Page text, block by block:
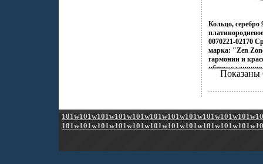
традиционному
Украшения Zen
избранных –
создавать свой
приобретая при
уверенность в
Кольцо, серебро
0070221-02170
марка: "Zen
гармонии и
ибшвжс слияние
сочетание
французских
рифов и
динамика моды
этовжтбз
Показаны
101w101w101w101w101w101w101w101w101w101w101w
101w101w101w101w101w101w101w101w101w101w101w